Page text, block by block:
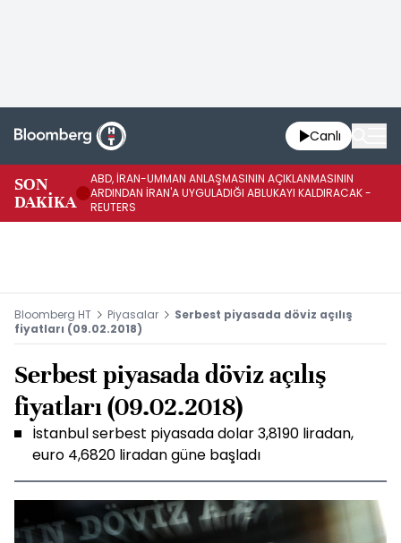
Canlı
SON
DAKİKA
ABD, İRAN-UMMAN ANLAŞMASININ AÇIKLANMASININ
ARDINDAN İRAN'A UYGULADIĞI ABLUKAYI KALDIRACAK -
REUTERS
Bloomberg HT Piyasalar
Serbest piyasada döviz açılış
fiyatları (09.02.2018)
Serbest piyasada döviz açılış
fiyatları (09.02.2018)
İstanbul serbest piyasada dolar 3,8190 liradan,
euro 4,6820 liradan güne başladı